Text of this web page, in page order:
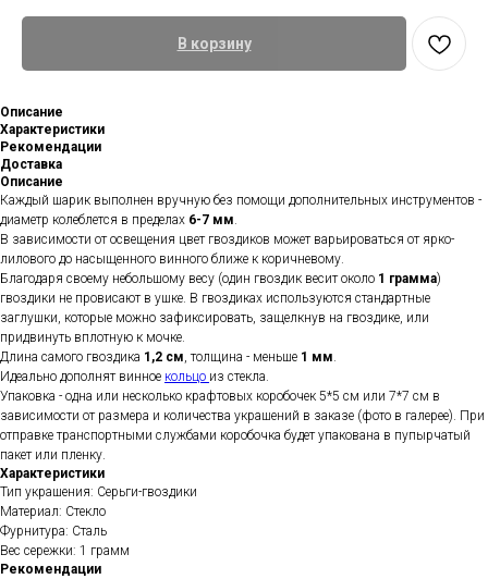
В корзину
Описание
Характеристики
Рекомендации
Доставка
Описание
Каждый шарик выполнен вручную без помощи дополнительных инструментов -
диаметр колеблется в пределах 6-7 мм.
В зависимости от освещения цвет гвоздиков может варьироваться от ярко-
лилового до насыщенного винного ближе к коричневому.
Благодаря своему небольшому весу (один гвоздик весит около 1 грамма)
гвоздики не провисают в ушке. В гвоздиках используются стандартные
заглушки, которые можно зафиксировать, защелкнув на гвоздике, или
придвинуть вплотную к мочке.
Длина самого гвоздика 1,2 см, толщина - меньше 1 мм.
Идеально дополнят винное кольцо из стекла.
Упаковка - одна или несколько крафтовых коробочек 5*5 см или 7*7 см в
зависимости от размера и количества украшений в заказе (фото в галерее). При
отправке транспортными службами коробочка будет упакована в пупырчатый
пакет или пленку.
Характеристики
Тип украшения: Серьги-гвоздики
Материал: Стекло
Фурнитура: Сталь
Вес сережки: 1 грамм
Рекомендации